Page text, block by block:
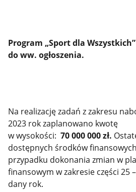
Program „Sport dla
do ww. ogłoszenia.
Na realizację zadań z zakresu
2023 rok zaplanowano kwotę
w wysokości: 70 000 000 zł.
dostępnych środków
przypadku dokonania zmian w
finansowym w zakresie części 25
dany rok.